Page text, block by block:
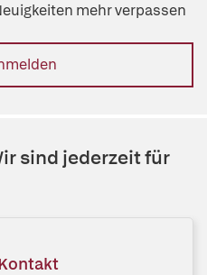
mehr verpassen
sind jederzeit für